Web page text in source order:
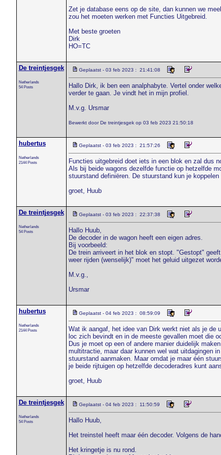
Zet je database eens op de site, dan kunnen we
zou het moeten werken met Functies Uitgebreid.
Met beste groeten
Dirk
HO=TC
De treintjesgek
Netherlands
54 Posts
Geplaatst - 03 feb 2023 : 21:41:08
Hallo Dirk, ik ben een analphabyte. Vertel onder
verder te gaan. Je vindt het in mijn profiel.
M.v.g. Ursmar
Bewerkt door De treintjesgek op 03 feb 2023 21:50:18
hubertus
Netherlands
2144 Posts
Geplaatst - 03 feb 2023 : 21:57:26
Functies uitgebreid doet iets in een blok en zal dus
Als bij beide wagons dezelfde functie op hetzelfde
stuurstand definiëren. De stuurstand kun je
groet, Huub
De treintjesgek
Netherlands
54 Posts
Geplaatst - 03 feb 2023 : 22:37:38
Hallo Huub,
De decoder in de wagon heeft een eigen adres.
Bij voorbeeld:
De trein arriveert in het blok en stopt. "Gestopt"
weer rijden (wenselijk)" moet het geluid uitgezet
M.v.g.,
Ursmar
hubertus
Netherlands
2144 Posts
Geplaatst - 04 feb 2023 : 08:59:09
Wat ik aangaf, het idee van Dirk werkt niet als je de
loc zich bevindt en in de meeste gevallen moet die
Dus je moet op een of andere manier duidelijk
multitractie, maar daar kunnen wel wat uitdagingen
stuurstand aanmaken. Maar omdat je maar één
je beide rijtuigen op hetzelfde decoderadres kunt
groet, Huub
De treintjesgek
Netherlands
54 Posts
Geplaatst - 04 feb 2023 : 11:50:59
Hallo Huub,
Het treinstel heeft maar één decoder. Volgens de
Het kringetje is nu rond.